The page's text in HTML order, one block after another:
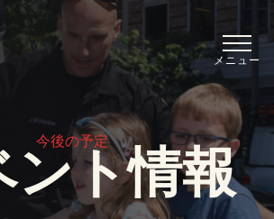
メニュー
今後の予定
ント情報